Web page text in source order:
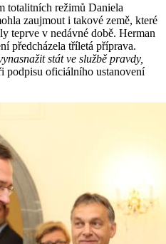
totalitních režimů Daniela
zaujmout i takové země, které
teprve v nedávné době. Herman
předcházela tříletá příprava.
stát ve službě pravdy,
podpisu oficiálního ustanovení